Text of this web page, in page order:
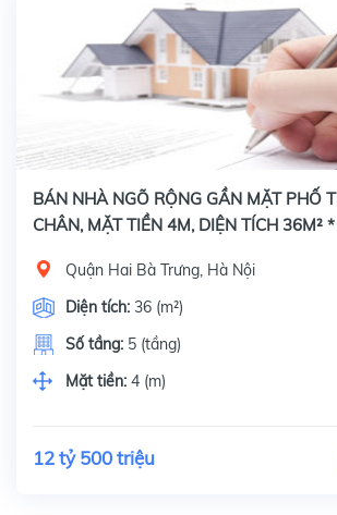
BÁN NHÀ NGÕ RỘNG GẦN MẶT PHỐ
CHÂN, MẶT TIỀN 4M, DIỆN TÍCH 36M²
Quận Hai Bà Trưng, Hà Nội
Diện tích: 36 (m²)
Số tầng: 5 (tầng)
Mặt tiền: 4 (m)
12 tỷ 500 triệu